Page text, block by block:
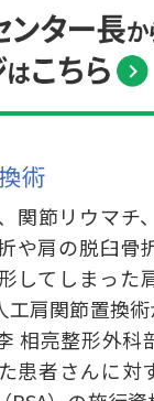
術
関節リウマチ、
や肩の脱臼骨
してしまった
工肩関節置換
相亮整形外科
患者さんに対